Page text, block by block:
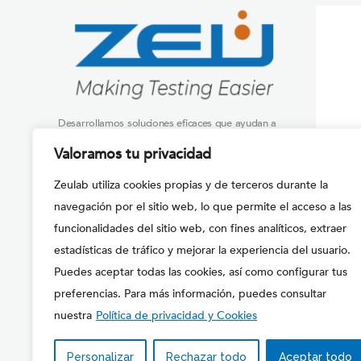
Valoramos tu privacidad
Zeulab utiliza cookies propias y de terceros durante la
navegación por el sitio web, lo que permite el acceso a las
funcionalidades del sitio web, con fines analíticos, extraer
estadísticas de tráfico y mejorar la experiencia del usuario.
Puedes aceptar todas las cookies, así como configurar tus
preferencias. Para más información, puedes consultar
nuestra Política de privacidad y Cookies
Personalizar Rechazar todo Aceptar todo
Desarrollamos soluciones eficaces que ayudan a
SEGURIDAD DE LOS ALIMENTOS aplicando las
Síganos en: